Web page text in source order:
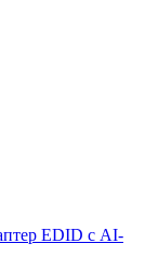
EDID с AI-